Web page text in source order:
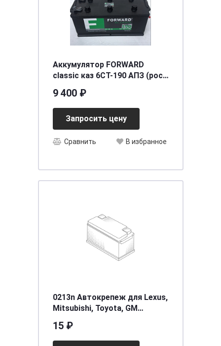
Аккумулятор FORWARD
classic каз 6СТ-190 АПЗ (рос)
9 400 ₽
Запросить цену
Сравнить В избранное
0213n Автокрепеж для Lexus,
Mitsubishi, Toyota, GM
9046709206, MU000504,
MU000
15 ₽